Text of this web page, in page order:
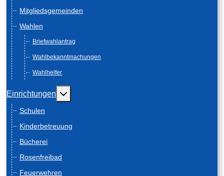
Mitgliedsgemeinden
Wahlen
Briefwahlantrag
Wahlbekanntmachungen
Wahlhelfer
Einrichtungen Weitere Informationen: Einrichtungen
Schulen
Kinderbetreuung
Bücherei
Rosenfreibad
Feuerwehren